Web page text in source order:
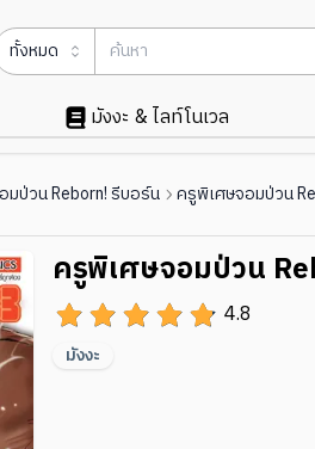
ทั้งหมด
มังงะ & ไลท์โนเวล
ป่วน Reborn! รีบอร์น ครูพิเศษจอมป่วน
ครูพิเศษจอมป่วน
4.8
มังงะ